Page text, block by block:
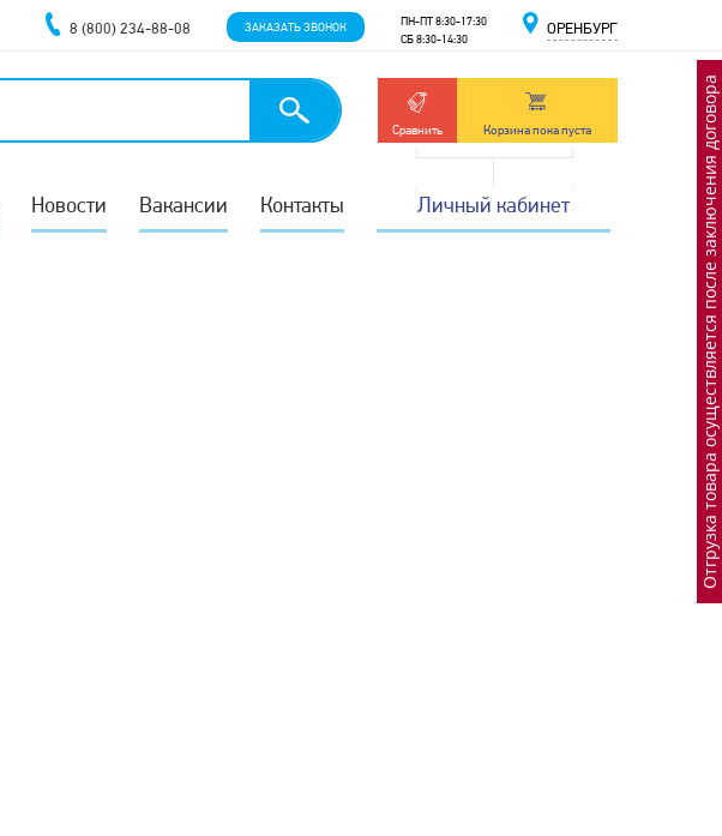
Новости Вакансии Контакты Личный кабинет
8 (800) 234-88-08 ЗАКАЗАТЬ ЗВОНОК
ПН-ПТ 8:30-17:30
СБ 8:30-14:30
ОРЕНБУРГ
Сравнить Корзина пока пуста Отгрузка товара осуществляется после заключения договора